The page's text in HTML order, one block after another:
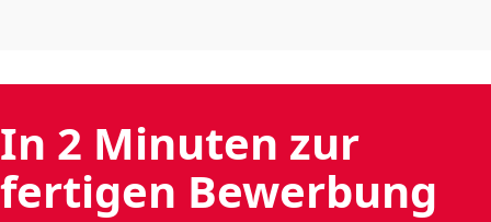
In 2 Minuten zur
fertigen Bewerbung